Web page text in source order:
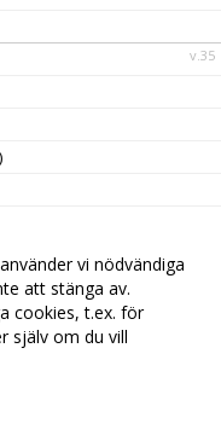
v.35
vi nödvändiga
att stänga av.
cookies, t.ex. för
själv om du vill